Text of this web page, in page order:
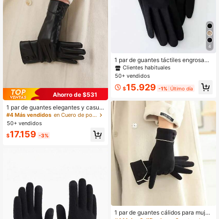
Ahorro de $531
1 par de guantes elegantes y casual
es de mujer de piel de PU acolchad
os, cálidos y con pantalla táctil, a pr
ueba de viento e impermeables, co
n forro térmico, adecuados para uso
diario, deportes al aire libre, conduc
#4 Más vendidos
en Cuero de poliuretano Guantes de mujer
50+ vendidos
$17.159 -3%
4
1 par de guantes táctiles engrosado
s y cálidos de color beige, para otoñ
o/invierno
Clientes habituales
50+ vendidos
$15.929 -1% Último día
1 par de guantes cálidos para mujer,